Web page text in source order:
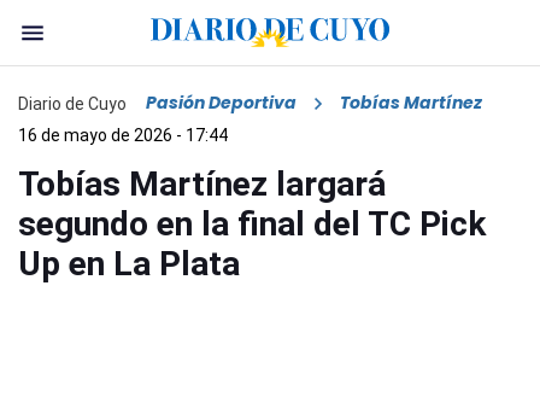
Diario de Cuyo Pasión Deportiva Tobías Martínez
16 de mayo de 2026 - 17:44
Tobías Martínez largará
segundo en la final del TC Pick
Up en La Plata